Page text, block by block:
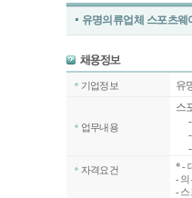
유명의류업체 스포츠
기업정보 유
업무내용
스
-
-
-
자격요건 *-
-
-